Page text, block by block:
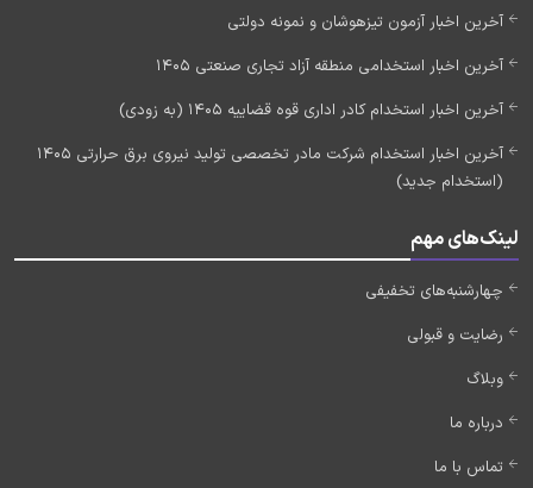
آخرین اخبار آزمون تیزهوشان و نمونه دولتی
آخرین اخبار استخدامی منطقه آزاد تجاری صنعتی 1405
آخرین اخبار استخدام کادر اداری قوه قضاییه 1405 (به زودی)
آخرین اخبار استخدام شرکت مادر تخصصی تولید نیروی برق حرارتی 1405
(استخدام جدید)
لینک‌های مهم
چهارشنبه‌های تخفیفی
رضایت و قبولی
وبلاگ
درباره ما
تماس با ما